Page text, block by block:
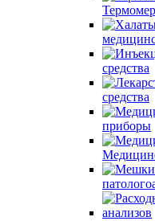
средства
средства
приборы